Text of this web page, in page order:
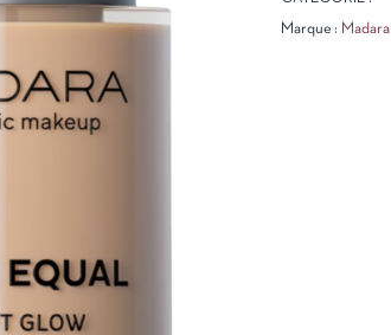
Marque : Madara